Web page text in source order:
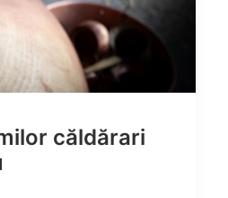
căldărari